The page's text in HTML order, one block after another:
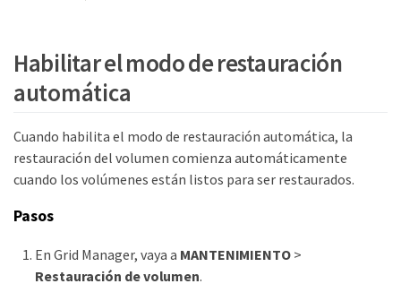
Habilitar el modo de restauración
automática
Cuando habilita el modo de restauración automática, la
restauración del volumen comienza automáticamente
cuando los volúmenes están listos para ser restaurados.
Pasos
En Grid Manager, vaya a MANTENIMIENTO>
Restauración de volumen.